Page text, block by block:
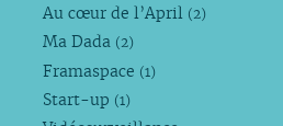
Au cœur de l’April (2)
Ma Dada (2)
Framaspace (1)
Start-up (1)